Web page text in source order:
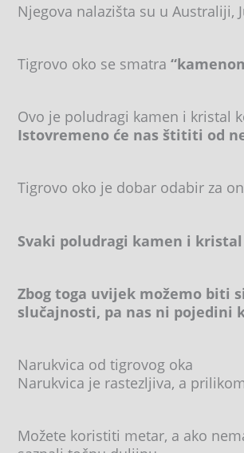
Njegova nalazišta su u Australiji,
Tigrovo oko se smatra
Ovo je poludragi kamen i kristal
Istovremeno će nas štititi od
Tigrovo oko je dobar odabir za
Svaki poludragi kamen i
Zbog toga uvijek možemo biti
slučajnosti, pa nas ni pojedini
Narukvica od tigrovog oka
Narukvica je rastezljiva, a
Možete koristiti metar, a ako